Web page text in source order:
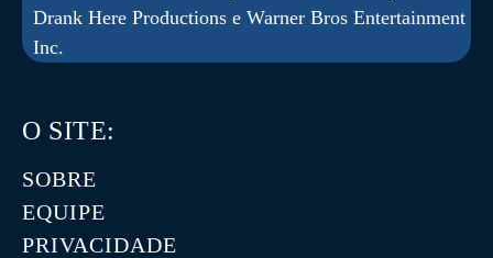
Drank Here Productions e Warner Bros Entertainment
Inc.
O SITE:
SOBRE
EQUIPE
PRIVACIDADE